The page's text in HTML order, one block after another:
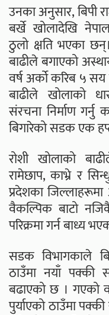
उनका अनुसार, बिपी
बर्खे खोलादेखि
ठुलो क्षति भएका
बाढीले बगाएको
वर्ष अर्को करिब ५
बाढीले खोलाको
संरचना निर्माण
बिगारेको सडक एक
रोशी खोलाको
रामेछाप, काभ्रे र
प्रदेशका
वैकल्पिक बाटो
परिक्रमा गर्न बाध्य
सडक विभागकाले
ठाउँमा नयाँ पक्की
बढाएको छ । गएको
पुर्याएको ठाउँमा